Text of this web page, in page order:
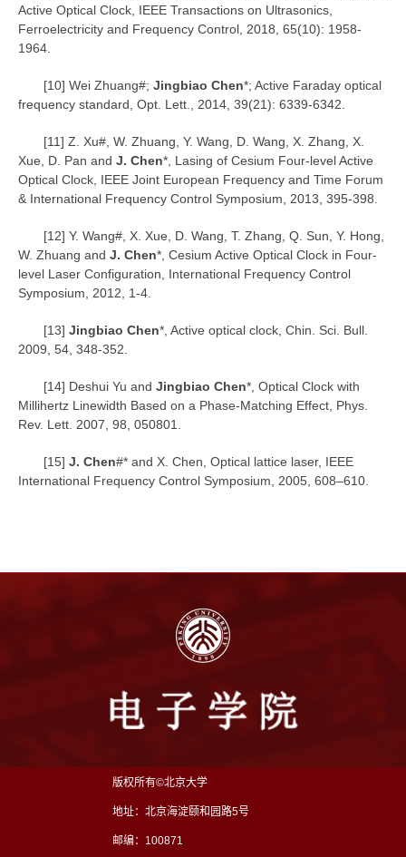
Active Optical Clock, IEEE Transactions on Ultrasonics,
Ferroelectricity and Frequency Control, 2018, 65(10): 1958-
1964.
[10] Wei Zhuang#; Jingbiao Chen*; Active Faraday optical
frequency standard, Opt. Lett., 2014, 39(21): 6339-6342.
[11] Z. Xu#, W. Zhuang, Y. Wang, D. Wang, X. Zhang, X.
Xue, D. Pan and J. Chen*, Lasing of Cesium Four-level Active
Optical Clock, IEEE Joint European Frequency and Time Forum
& International Frequency Control Symposium, 2013, 395-398.
[12] Y. Wang#, X. Xue, D. Wang, T. Zhang, Q. Sun, Y. Hong,
W. Zhuang and J. Chen*, Cesium Active Optical Clock in Four-
level Laser Configuration, International Frequency Control
Symposium, 2012, 1-4.
[13] Jingbiao Chen*, Active optical clock, Chin. Sci. Bull.
2009, 54, 348-352.
[14] Deshui Yu and Jingbiao Chen*, Optical Clock with
Millihertz Linewidth Based on a Phase-Matching Effect, Phys.
Rev. Lett. 2007, 98, 050801.
[15] J. Chen#* and X. Chen, Optical lattice laser, IEEE
International Frequency Control Symposium, 2005, 608–610.
版权所有©北京大学
地址：北京海淀颐和园路5号
邮编：100871